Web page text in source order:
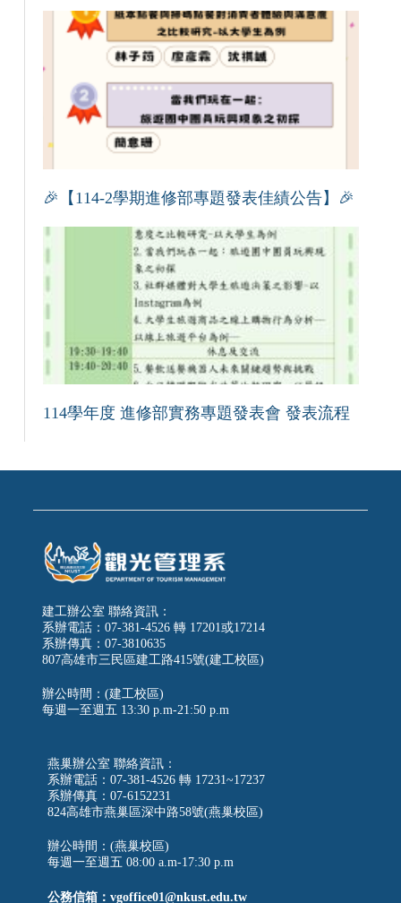
🎉【114-2學期進修部專題發表佳績公告】🎉
114學年度 進修部實務專題發表會 發表流程
建工辦公室 聯絡資訊：
系辦電話：07-381-4526 轉 17201或17214
系辦傳真：07-3810635
807高雄市三民區建工路415號(建工校區)
辦公時間：(建工校區)
每週一至週五 13:30 p.m-21:50 p.m
燕巢辦公室 聯絡資訊：
系辦電話：07-381-4526 轉 17231~17237
系辦傳真：07-6152231
824高雄市燕巢區深中路58號(燕巢校區)
辦公時間：(燕巢校區)
每週一至週五 08:00 a.m-17:30 p.m
公務信箱：vgoffice01@nkust.edu.tw